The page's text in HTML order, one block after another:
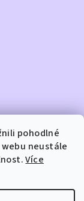
pohodlné
neustále
Více